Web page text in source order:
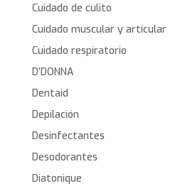
Cuidado de culito
Cuidado muscular y articular
Cuidado respiratorio
D’DONNA
Dentaid
Depilación
Desinfectantes
Desodorantes
Diatonique